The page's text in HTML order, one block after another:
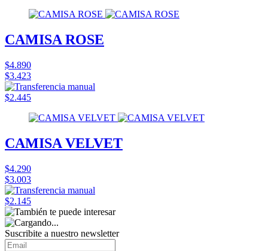
CAMISA ROSE
$4.890
$3.423
$2.445
CAMISA VELVET
$4.290
$3.003
$2.145
Suscribite a nuestro newsletter